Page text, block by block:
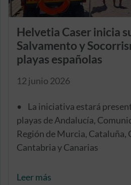
Helvetia Caser inicia
Salvamento y
playas españolas
12 junio 2026
• La iniciativa estará
playas de Andalucía,
Región de Murcia, Cataluña,
Cantabria y Canarias
Leer más